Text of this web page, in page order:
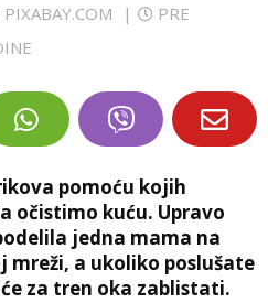
|
PRE
pomoću kojih
očistimo kuću. Upravo
jedna mama na
a ukoliko poslušate
za tren oka zablistati.